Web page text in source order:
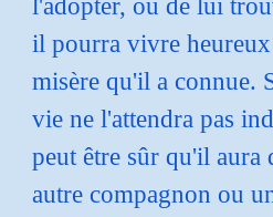
l'adopter, ou de lui
il pourra vivre heureux
misère qu'il a connue.
vie ne l'attendra pas
peut être sûr qu'il aura
autre compagnon ou